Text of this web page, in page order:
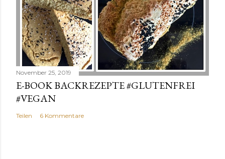
November 25, 2019
E-BOOK BACKREZEPTE #GLUTENFREI
#VEGAN
Teilen 6 Kommentare